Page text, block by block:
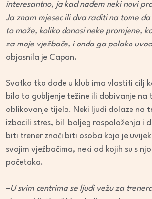
interesantno, ja kad nađem neki novi
Ja znam mjesec ili dva raditi na tome
to može, koliko donosi neke promjene,
za moje vježbače, i onda ga polako
objasnila je Capan.
Svatko tko dođe u klub ima vlastiti cilj
bilo to gubljenje težine ili dobivanje na
oblikovanje tijela. Neki ljudi dolaze na
izbacili stres, bili boljeg raspoloženja i
biti trener znači biti osoba koja je
svojim vježbačima, neki od kojih su s
početaka.
–U svim centrima se ljudi vežu za